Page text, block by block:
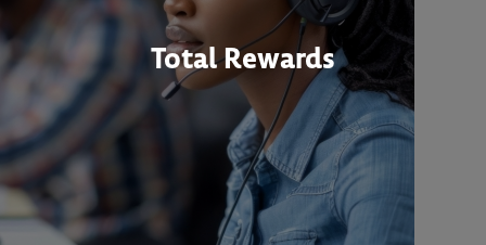
Total Rewards